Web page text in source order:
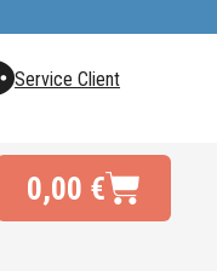
Service Client
0,00 €